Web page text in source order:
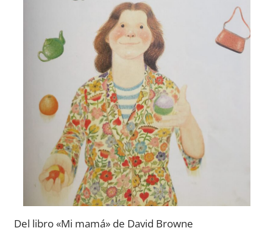
Del libro «Mi mamá» de David Browne